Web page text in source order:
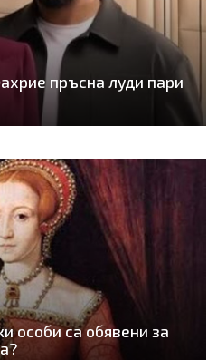
пръсна луди пари
особи са обявени за